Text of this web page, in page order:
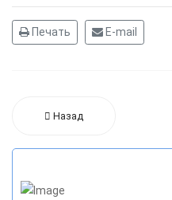
Печать E-mail
Назад